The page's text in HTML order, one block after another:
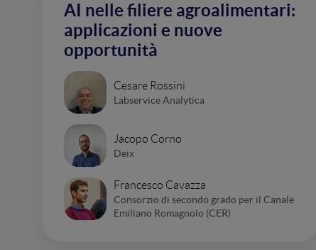
AI nelle filiere agroalimentari:
applicazioni e nuove
opportunità
Cesare Rossini
Labservice Analytica
Jacopo Corno
Deix
Francesco Cavazza
Consorzio di secondo grado per il Canale
Emiliano Romagnolo (CER)